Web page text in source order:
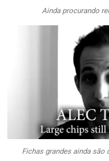
Ainda procurando
Fichas grandes ainda são